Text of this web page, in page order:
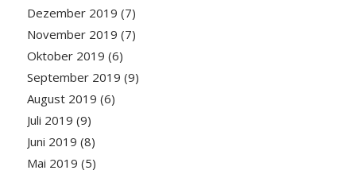
Dezember 2019 (7)
November 2019 (7)
Oktober 2019 (6)
September 2019 (9)
August 2019 (6)
Juli 2019 (9)
Juni 2019 (8)
Mai 2019 (5)